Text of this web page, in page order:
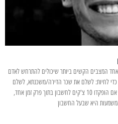
המצבים הקשים ביותר שיכולים להתרחש לאדם
כדי לחיות: לשלם את שכר הדירה/משכנתא, לשלם
לחשמל רכישת מזון, רכישת מצרכים, בגדים ועוד. אם הופקדו 10 צ'קים לחשבון בתוך פרק זמן אחד,
היא שבעל החשבון